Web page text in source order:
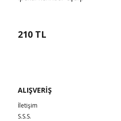
210 TL
ALIŞVERİŞ
İletişim
S.S.S.